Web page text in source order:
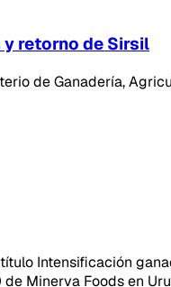
retorno de Sirsil
de Ganadería,
Intensificación
Minerva Foods en